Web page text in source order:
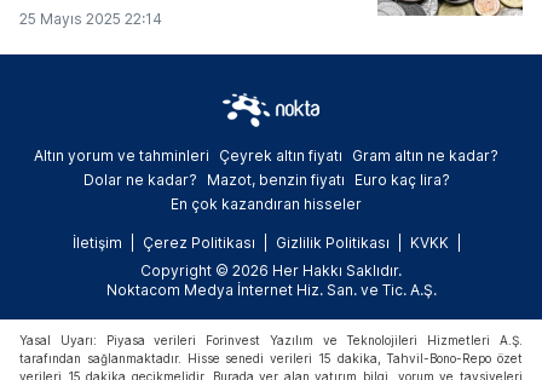
25 Mayıs 2025 22:14
Altın yorum ve tahminleri Çeyrek altın fiyatı
Gram altın ne kadar?
Dolar ne kadar?
Mazot, benzin fiyatı
Euro kaç lira?
En çok kazandıran hisseler
İletişim Çerez Politikası Gizlilik Politikası
KVKK
Copyright © 2026 Her Hakkı Saklıdır.
Noktacom Medya İnternet Hiz. San. ve Tic. A.Ş.
Yasal Uyarı: Piyasa verileri Forinvest Yazılım ve Teknolojileri Hizmetleri A.Ş.
tarafından sağlanmaktadır. Hisse senedi verileri 15 dakika, Tahvil-Bono-Repo özet
verileri 15 dakika gecikmelidir. Burada yer alan yatırım bilgi, yorum ve tavsiyeleri